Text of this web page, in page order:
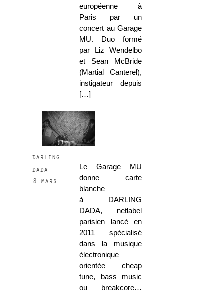
européenne à
Paris par un
concert au Garage
MU. Duo formé
par Liz Wendelbo
et Sean McBride
(Martial Canterel),
instigateur depuis
[…]
darling
dada
8 mars
Le Garage MU
donne carte
blanche
à DARLING
DADA, netlabel
parisien lancé en
2011 spécialisé
dans la musique
électronique
orientée cheap
tune, bass music
ou breakcore…